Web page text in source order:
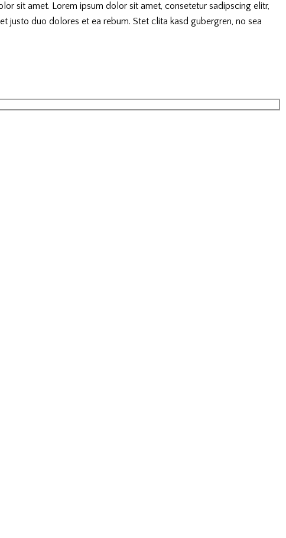
sit amet. Lorem ipsum dolor sit amet, consetetur sadipscing elitr,
justo duo dolores et ea rebum. Stet clita kasd gubergren, no sea